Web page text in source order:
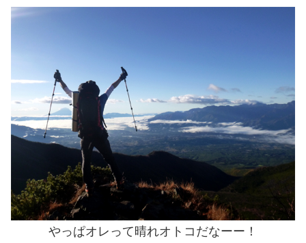
やっぱオレって晴れオトコだなーー！